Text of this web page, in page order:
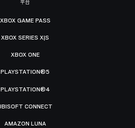
平台
XBOX GAME PASS
XBOX SERIES X|S
XBOX ONE
PLAYSTATION®5
PLAYSTATION®4
CONNECT
AMAZON LUNA